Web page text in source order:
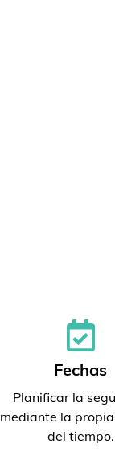
Fechas
Planificar la
mediante la
del tiempo.